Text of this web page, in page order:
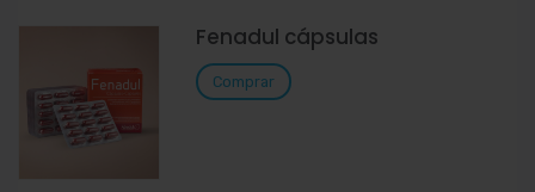
Fenadul cápsulas
Comprar